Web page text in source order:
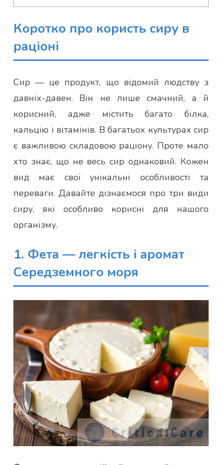
Коротко про користь сиру в
раціоні
Сир — це продукт, що відомий людству з
давніх-давен. Він не лише смачний, а й
корисний, адже містить багато білка,
кальцію і вітамінів. В багатьох культурах сир
є важливою складовою раціону. Проте мало
хто знає, що не весь сир однаковий. Кожен
вид має свої унікальні особливості та
переваги. Давайте дізнаємося про три види
сиру, які особливо корисні для нашого
організму.
1. Фета — легкість і аромат
Середземного моря